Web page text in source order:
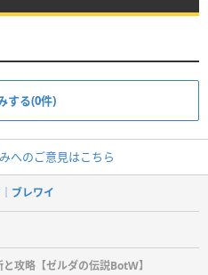
する(0件)
へのご意見はこちら
ブレワイ
攻略【ゼルダの伝説BotW】